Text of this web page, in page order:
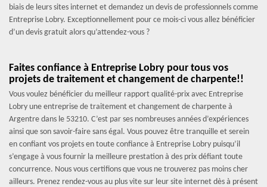
biais de leurs sites internet et demandez un devis de professionnels comme
Entreprise Lobry. Exceptionnellement pour ce mois-ci vous allez bénéficier
d’un devis gratuit alors qu’attendez-vous ?
Faites confiance à Entreprise Lobry pour tous vos
projets de traitement et changement de charpente!!
Vous voulez bénéficier du meilleur rapport qualité-prix avec Entreprise
Lobry une entreprise de traitement et changement de charpente à
Argentre dans le 53210. C’est par ses nombreuses années d’expériences
ainsi que son savoir-faire sans égal. Vous pouvez être tranquille et serein
en confiant vos projets en toute confiance à Entreprise Lobry puisqu’il
s’engage à vous fournir la meilleure prestation à des prix défiant toute
concurrence. Nous vous certifions que vous ne trouverez pas moins cher
ailleurs. Prenez rendez-vous au plus vite sur leur site internet dès à présent